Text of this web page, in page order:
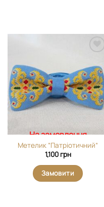
виріб у
вибране
На замовлення
Метелик “Патріотичний”
1,100 грн
Замовити